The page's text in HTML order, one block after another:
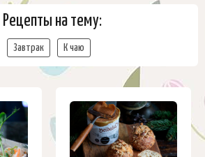
Рецепты на тему:
Завтрак К чаю